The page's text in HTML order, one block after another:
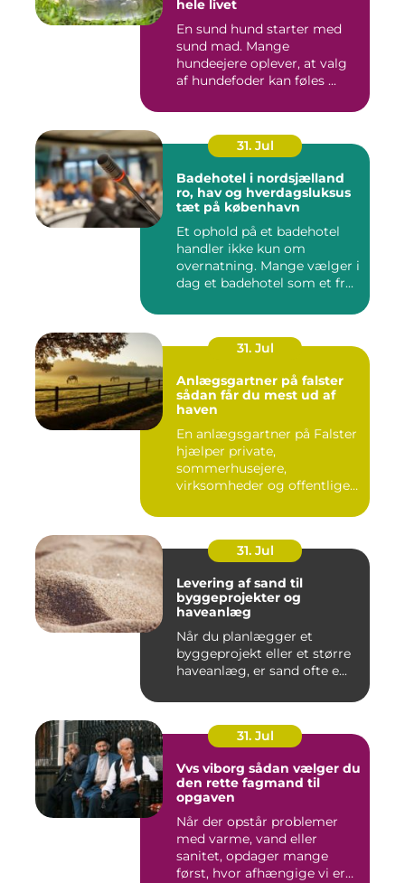
hele livet
En sund hund starter med
sund mad. Mange
hundeejere oplever, at valg
af hundefoder kan føles ...
31. Jul
Badehotel i nordsjælland
ro, hav og hverdagsluksus
tæt på københavn
Et ophold på et badehotel
handler ikke kun om
overnatning. Mange vælger i
dag et badehotel som et fr...
31. Jul
Anlægsgartner på falster
sådan får du mest ud af
haven
En anlægsgartner på Falster
hjælper private,
sommerhusejere,
virksomheder og offentlige
31. Jul
Levering af sand til
byggeprojekter og
haveanlæg
Når du planlægger et
byggeprojekt eller et større
haveanlæg, er sand ofte e...
31. Jul
Vvs viborg sådan vælger du
den rette fagmand til
opgaven
Når der opstår problemer
med varme, vand eller
sanitet, opdager mange
først, hvor afhængige vi er